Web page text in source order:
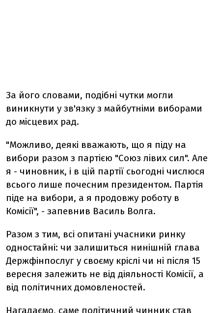
За його словами, подібні чутки могли
виникнути у зв'язку з майбутніми виборами
до місцевих рад.
"Можливо, деякі вважають, що я піду на
вибори разом з партією "Союз лівих сил". Але
я - чиновник, і в цій партії сьогодні числюся
всього лише почесним президентом. Партія
піде на вибори, а я продовжу роботу в
Комісії", - запевнив Василь Волга.
Разом з тим, всі опитані учасники ринку
одностайні: чи залишиться нинішній глава
Держфінпослуг у своєму кріслі чи ні після 15
вересня залежить не від діяльності Комісії, а
від політичних домовленостей.
Нагадаємо, саме політичний чинник став